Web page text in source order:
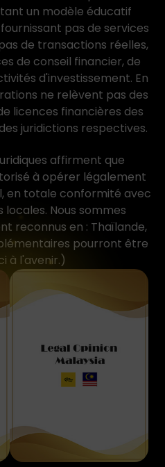
un modèle éducatif
pas de services
de transactions réelles,
de conseil financier, de
d'investissement. En
ne relèvent pas des
licences financières des
juridictions respectives.
affirment que
à opérer légalement
en totale conformité avec
Nous sommes
reconnus en : Thaïlande,
pourront être
à l'avenir.)